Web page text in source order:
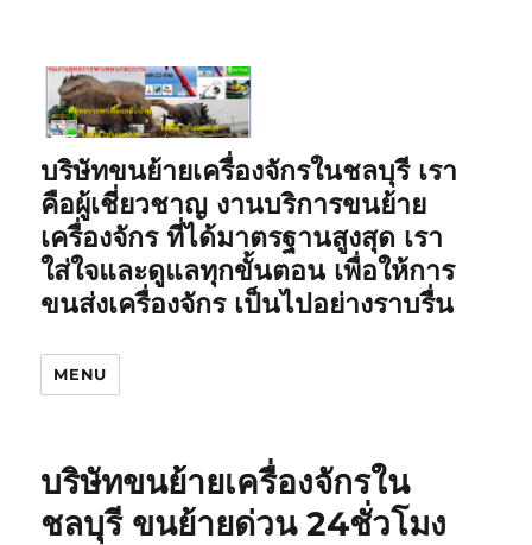
บริษัทขนย้ายเครื่องจักรในชลบุรี เรา
คือผู้เชี่ยวชาญ งานบริการขนย้าย
เครื่องจักร ที่ได้มาตรฐานสูงสุด เรา
ใส่ใจและดูแลทุกขั้นตอน เพื่อให้การ
ขนส่งเครื่องจักร เป็นไปอย่างราบรื่น
MENU
บริษัทขนย้ายเครื่องจักรใน
ชลบุรี ขนย้ายด่วน 24ชั่วโมง